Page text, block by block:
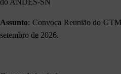
Assunto: Convoca Reunião do
setembro de 2026.